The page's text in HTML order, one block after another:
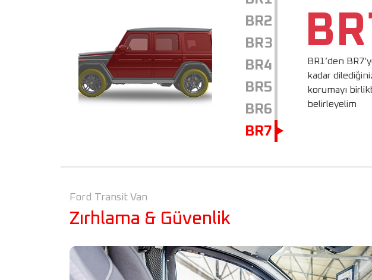
BR2
BR3
BR4
BR5
BR6
BR7
BR1’den
kadar
korumayı
belirleyelim
Ford Transit Van
Zırhlama & Güvenlik